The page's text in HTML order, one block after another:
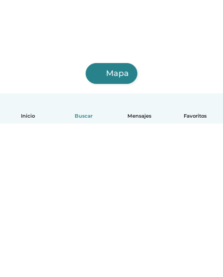
Inicio Buscar Mensajes Favoritos
Mapa